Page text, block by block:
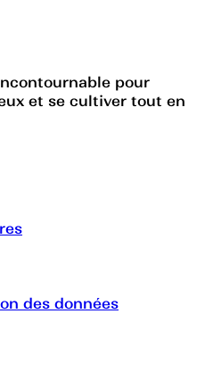
pour
et se cultiver tout en
des données